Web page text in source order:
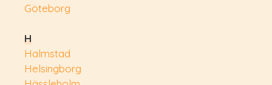
Göteborg
H
Halmstad
Helsingborg